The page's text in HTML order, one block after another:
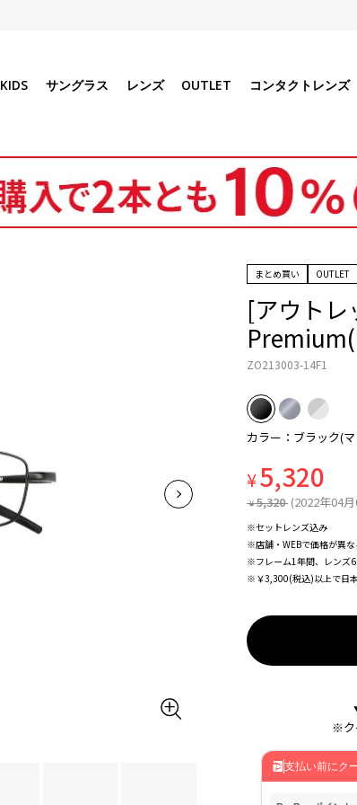
KIDS サングラス レンズ OUTLET コンタクトレンズ
まとめ買い OUTLET
[アウト
ZO213003-14F1
カラー：ブラック(
¥5,320
¥ 5,320 (2022年04
※セットレンズ込み
※店舗・WEBで価格が異な
※フレーム1年間、レンズ
※￥3,300(税込)以上で日
※ク